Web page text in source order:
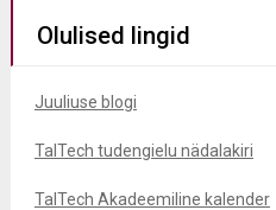
Olulised lingid
Juuliuse blogi
TalTech tudengielu nädalakiri
TalTech Akadeemiline kalender